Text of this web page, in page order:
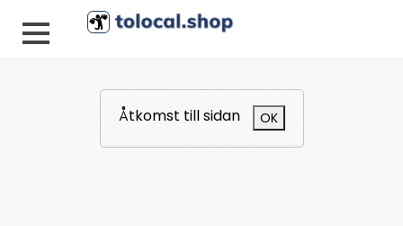
Åtkomst till sidan OK